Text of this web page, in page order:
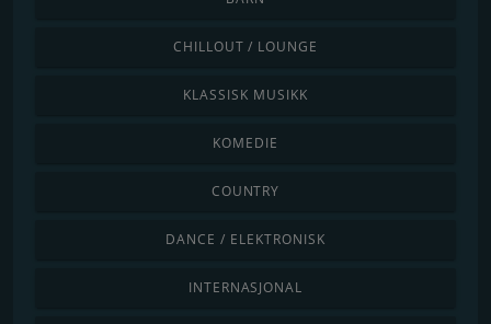
CHILLOUT / LOUNGE
KLASSISK MUSIKK
KOMEDIE
COUNTRY
DANCE / ELEKTRONISK
INTERNASJONAL